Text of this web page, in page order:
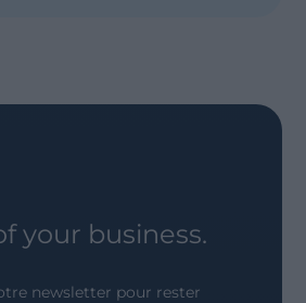
your business.
newsletter pour rester